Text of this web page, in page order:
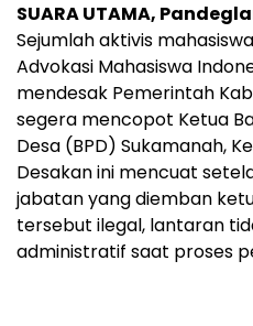
SUARA UTAMA,
Sejumlah aktivis
Advokasi Mahasiswa
mendesak Pemerintah
segera mencopot Ketua
Desa (BPD) Sukamanah,
Desakan ini mencuat
jabatan yang diemban
tersebut ilegal, lantaran
administratif saat proses